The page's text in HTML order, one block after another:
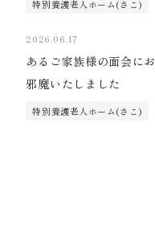
特別養護老人ホーム(さこ)
2026.06.17
あるご家族様の面会にお
邪魔いたしました
特別養護老人ホーム(さこ)